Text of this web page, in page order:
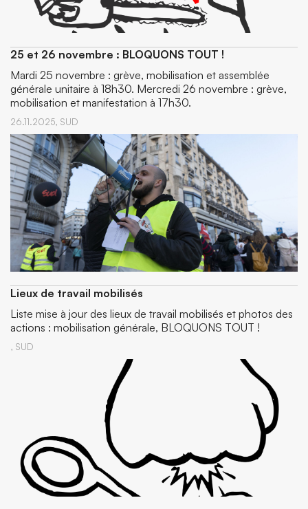
25 et 26 novembre : BLOQUONS TOUT !
Mardi 25 novembre : grève, mobilisation et assemblée
générale unitaire à 18h30. Mercredi 26 novembre : grève,
mobilisation et manifestation à 17h30.
26.11.2025, SUD
Lieux de travail mobilisés
Liste mise à jour des lieux de travail mobilisés et photos des
actions : mobilisation générale, BLOQUONS TOUT !
, SUD